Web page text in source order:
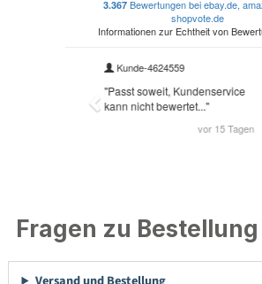
Fragen zu Bestellung